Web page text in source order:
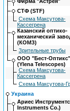
СТФ (STF)
Схема Максутова-
Кассегрена
Казанский оптико-
механический
(КОМЗ)
Зрительные трубы
ООО "Бест-Оптикс"
(Ylena Telescopes)
Схема Максутова-
Кассегрена
Схема Максутова-
Украина
Ариес
Instruments Co.)